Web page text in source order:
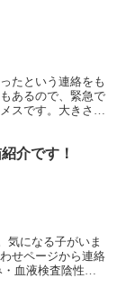
たという連絡をも
あるので、緊急で
スです。大きさ的
介です！
気になる子がいま
せページから連絡
血液検査陰性甘